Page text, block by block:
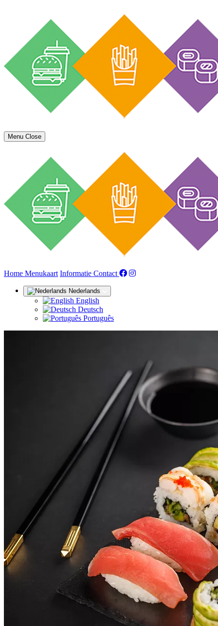
Menu Close
Home (huidige)
Menukaart Informatie Contact
Nederlands
English
Deutsch
Português